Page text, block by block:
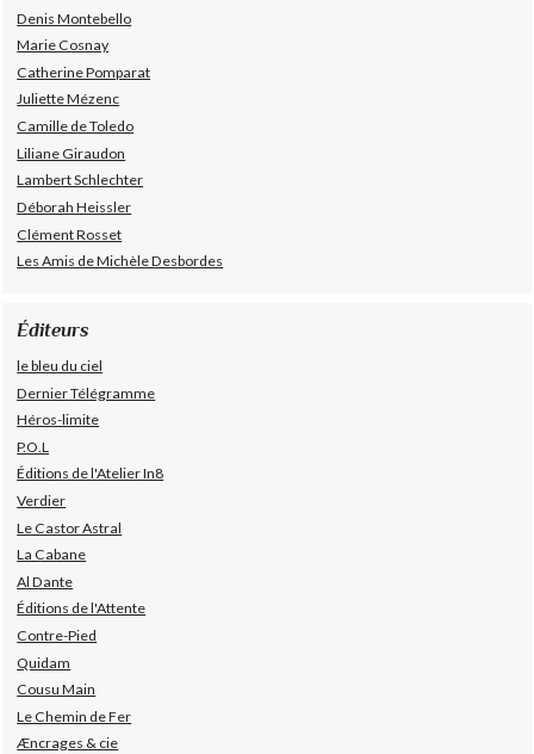
Denis Montebello
Marie Cosnay
Catherine Pomparat
Juliette Mézenc
Camille de Toledo
Liliane Giraudon
Lambert Schlechter
Déborah Heissler
Clément Rosset
Les Amis de Michèle Desbordes
Éditeurs
le bleu du ciel
Dernier Télégramme
Héros-limite
P.O.L
Éditions de l'Atelier In8
Verdier
Le Castor Astral
La Cabane
Al Dante
Éditions de l'Attente
Contre-Pied
Quidam
Cousu Main
Le Chemin de Fer
Æncrages & cie